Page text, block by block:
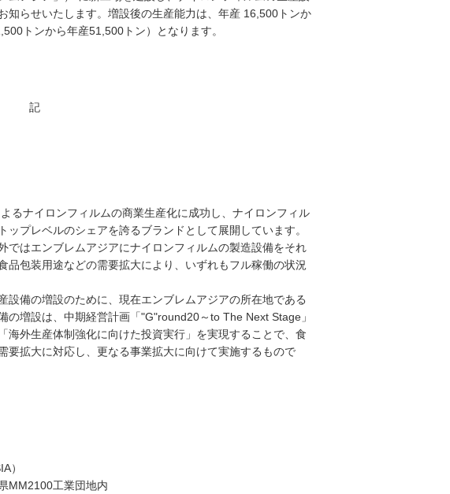
知らせいたします。増設後の生産能力は、年産 16,500トンか
トンから年産51,500トン）となります。
記
るナイロンフィルムの商業生産化に成功し、ナイロンフィル
プレベルのシェアを誇るブランドとして展開しています。
ではエンブレムアジアにナイロンフィルムの製造設備をそれ
品包装用途などの需要拡大により、いずれもフル稼働の状況
備の増設のために、現在エンブレムアジアの所在地である
増設は、中期経営計画「"G"round20～to The Next Stage」
海外生産体制強化に向けた投資実行」を実現することで、食
要拡大に対応し、更なる事業拡大に向けて実施するもので
）
MM2100工業団地内